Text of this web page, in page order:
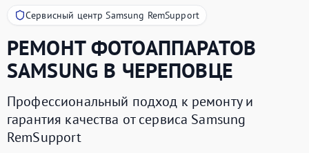
Сервисный центр Samsung RemSupport
РЕМОНТ ФОТОАППАРАТОВ
SAMSUNG В ЧЕРЕПОВЦЕ
Профессиональный подход к ремонту и
гарантия качества от сервиса Samsung
RemSupport